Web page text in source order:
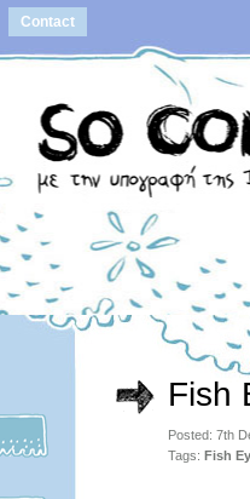
Contact
Fish
Posted: 7th
Tags: Fish